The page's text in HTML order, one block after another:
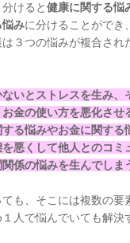
分けると健康に関する悩
悩みに分けることができ
３つの悩みが複合され
いとストレスを生み、
金の使い方を悪化させ
る悩みやお金に関する
悪くして他人とのコミ
係の悩みを生んでしま
も、そこには複数の要
人で悩んでいても解決